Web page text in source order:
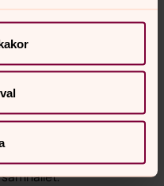
som fortsätter
viss skepsis mot ännu
tiden har relationerna
på gång betyder
honom själv.
Jag hälsar på folk i